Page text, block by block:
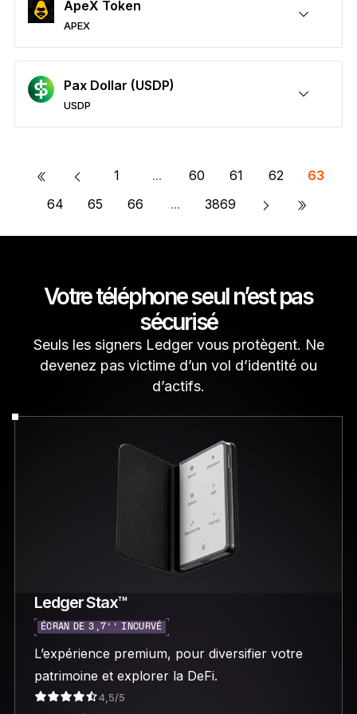
ApeX Token
APEX
Envoyer/Recevoir
Acheter
Swap
Staker
Compatible avec des wallets tiers
Sécuriser vos APEX
Pax Dollar (USDP)
USDP
Envoyer/Recevoir
Acheter
Swap
Staker
Compatible avec des wallets tiers
Sécuriser vos USDP
« 1 ... 60 61 62
63
64
65 66 ... 3869 »
Votre téléphone seul n’est pas
sécurisé
Seuls les signers Ledger vous protègent. Ne
devenez pas victime d’un vol d’identité ou
d’actifs.
Ledger Stax™
ÉCRAN DE 3,7’’ INCURVÉ
L’expérience premium, pour diversifier votre
patrimoine et explorer la DeFi.
4,5/5